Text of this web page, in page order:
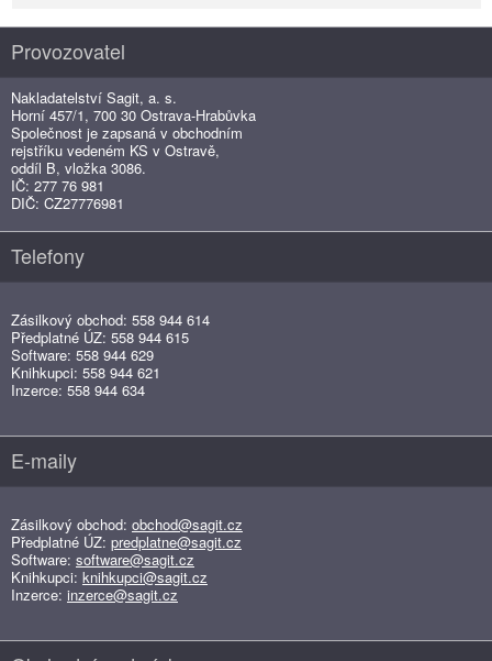
Provozovatel
Nakladatelství Sagit, a. s.
Horní 457/1, 700 30 Ostrava-Hrabůvka
Společnost je zapsaná v obchodním
rejstříku vedeném KS v Ostravě,
oddíl B, vložka 3086.
IČ: 277 76 981
DIČ: CZ27776981
Telefony
Zásilkový obchod: 558 944 614
Předplatné ÚZ: 558 944 615
Software: 558 944 629
Knihkupci: 558 944 621
Inzerce: 558 944 634
E-maily
Zásilkový obchod: obchod@sagit.cz
Předplatné ÚZ: predplatne@sagit.cz
Software: software@sagit.cz
Knihkupci: knihkupci@sagit.cz
Inzerce: inzerce@sagit.cz